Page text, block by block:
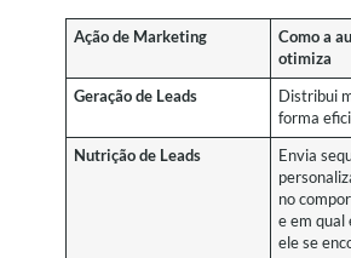
Ação de Marketing
Como a
otimiza
Geração de Leads
Distribui
forma
Nutrição de Leads
Envia
no
e em qual
ele se